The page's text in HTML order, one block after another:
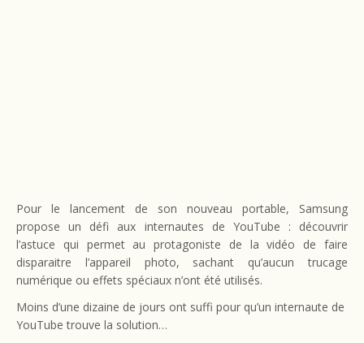
Pour le lancement de son nouveau portable, Samsung
propose un défi aux internautes de YouTube : découvrir
l’astuce qui permet au protagoniste de la vidéo de faire
disparaitre l’appareil photo, sachant qu’aucun trucage
numérique ou effets spéciaux n’ont été utilisés.
Moins d’une dizaine de jours ont suffi pour qu’un internaute de
YouTube trouve la solution…